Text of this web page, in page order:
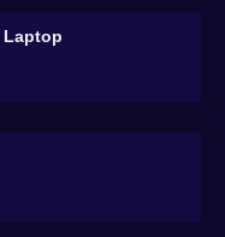
Laptop